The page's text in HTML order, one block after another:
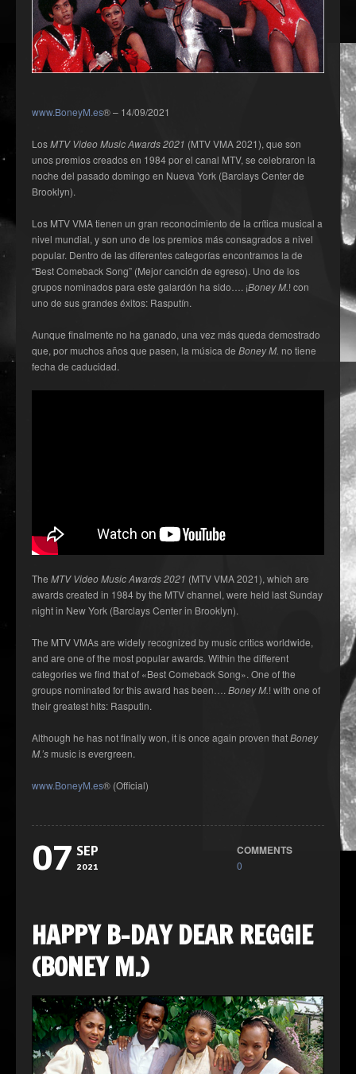
www.BoneyM.es® – 14/09/2021
LosMTV Video Music Awards 2021 (MTV VMA 2021), que son
unos premios creados en 1984 por el canal MTV, se celebraron la
noche del pasado domingo en Nueva York (Barclays Center de
Brooklyn).
Los MTV VMA tienen un gran reconocimiento de la crítica musical a
nivel mundial, y son uno de los premios más consagrados a nivel
popular. Dentro de las diferentes categorías encontramos la de
“Best Comeback Song” (Mejor canción de egreso). Uno de los
grupos nominados para este galardón ha sido…. ¡Boney M.! con
uno de sus grandes éxitos: Rasputín.
Aunque finalmente no ha ganado, una vez más queda demostrado
que, por muchos años que pasen, la música de Boney M. no tiene
fecha de caducidad.
The MTV Video Music Awards 2021 (MTV VMA 2021), which are
awards created in 1984 by the MTV channel, were held last Sunday
night in New York (Barclays Center in Brooklyn).
The MTV VMAs are widely recognized by music critics worldwide,
and are one of the most popular awards. Within the different
categories we find that of «Best Comeback Song». One of the
groups nominated for this award has been…. Boney M.! with one of
their greatest hits: Rasputin.
Although he has not finally won, it is once again proven thatBoney
M.’s music is evergreen.
www.BoneyM.es® (Official)
07 SEP
2021
COMMENTS
0
HAPPY B-DAY DEAR REGGIE
(BONEY M.)